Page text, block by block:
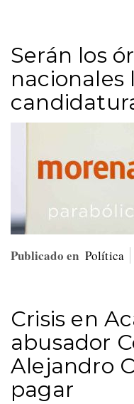
Serán los
nacionales
Publicado en Política
Crisis en
abusador
Alejandro
pagar